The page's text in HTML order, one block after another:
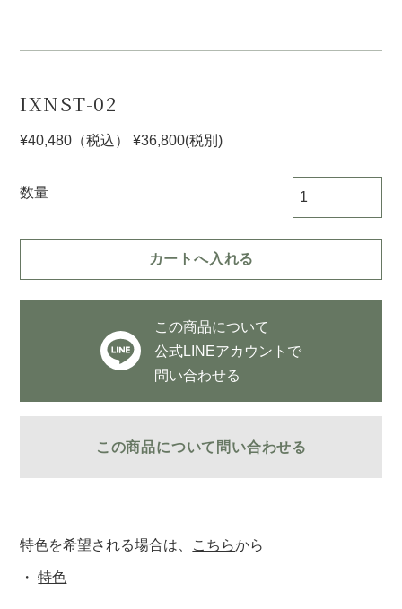
IXNST-02
¥40,480 （税込） ¥36,800(税別)
数量
この商品について
公式LINEアカウントで
問い合わせる
この商品について問い合わせる
特色を希望される場合は、 こちらから
特色